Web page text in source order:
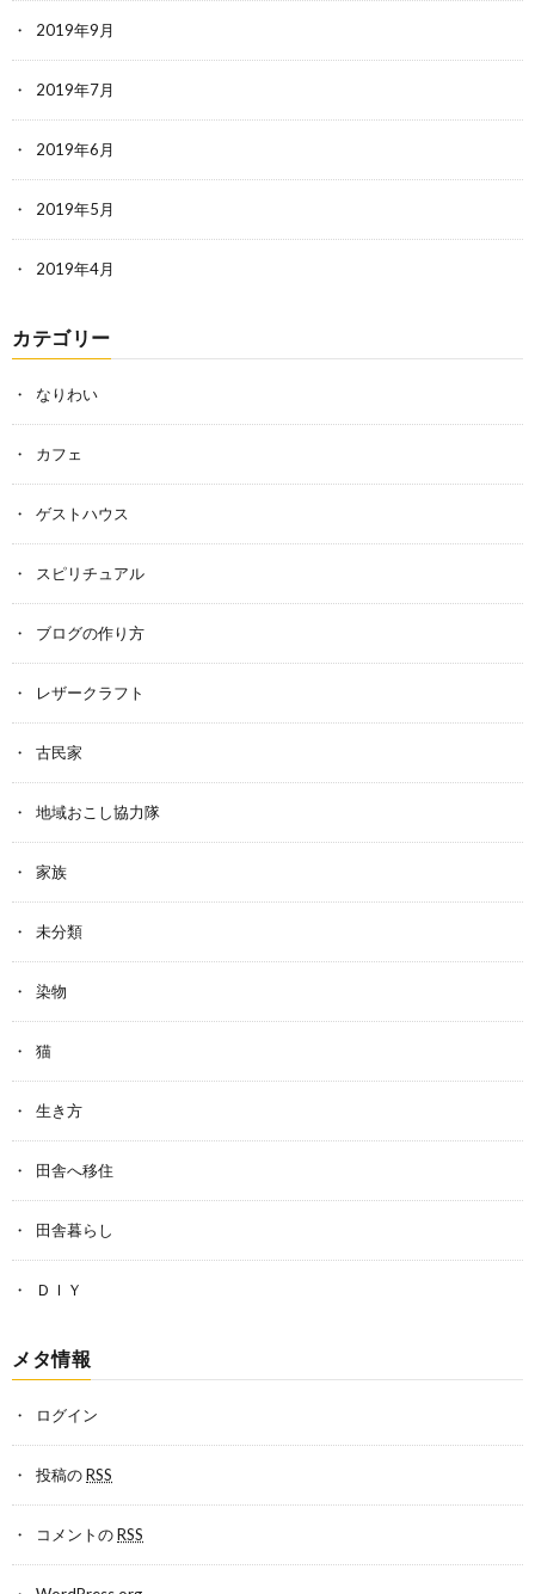
2019年9月
2019年7月
2019年6月
2019年5月
2019年4月
カテゴリー
なりわい
カフェ
ゲストハウス
スピリチュアル
ブログの作り方
レザークラフト
古民家
地域おこし協力隊
家族
未分類
染物
猫
生き方
田舎へ移住
田舎暮らし
ＤＩＹ
メタ情報
ログイン
投稿のRSS
コメントのRSS